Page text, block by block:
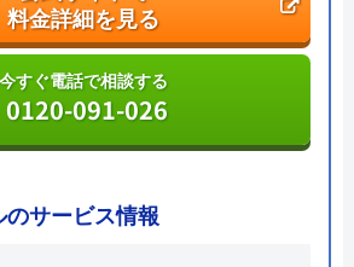
料金詳細を見る
今すぐ電話で相談する
0120-091-026
のサービス情報